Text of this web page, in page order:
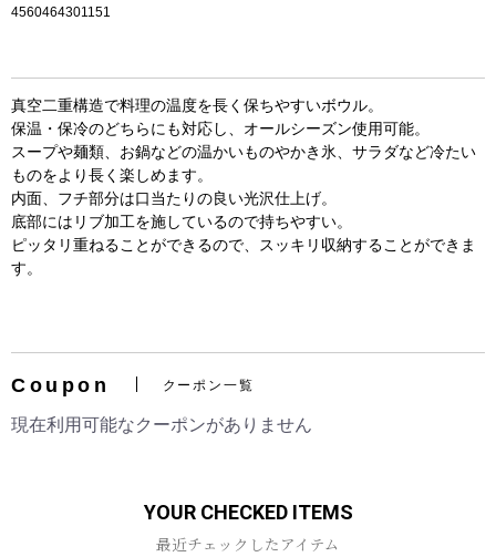
4560464301151
真空二重構造で料理の温度を長く保ちやすいボウル。
保温・保冷のどちらにも対応し、オールシーズン使用可能。
スープや麺類、お鍋などの温かいものやかき氷、サラダなど冷たい
ものをより長く楽しめます。
内面、フチ部分は口当たりの良い光沢仕上げ。
底部にはリブ加工を施しているので持ちやすい。
ピッタリ重ねることができるので、スッキリ収納することができま
す。
Coupon クーポン一覧
現在利用可能なクーポンがありません
YOUR CHECKED ITEMS
最近チェックしたアイテム